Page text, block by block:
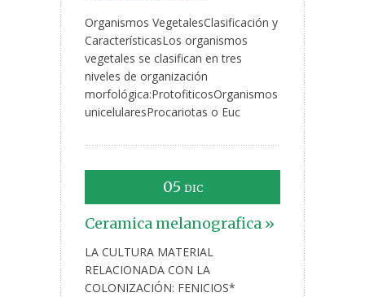
Organismos VegetalesClasificación y
CaracterísticasLos organismos
vegetales se clasifican en tres
niveles de organización
morfológica:ProtofiticosOrganismos
unicelularesProcariotas o Euc
05 DIC
Ceramica melanografica »
LA CULTURA MATERIAL
RELACIONADA CON LA
COLONIZACIÓN: FENICIOS*